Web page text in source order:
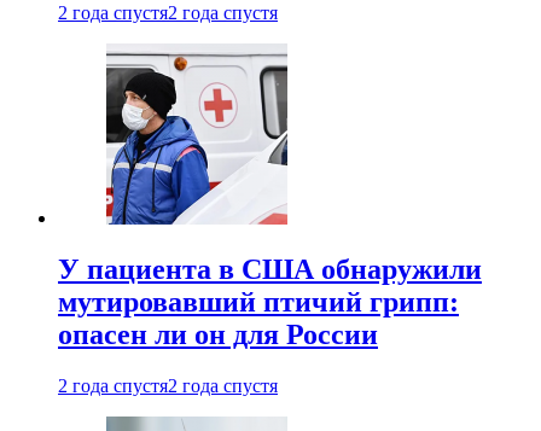
2 года спустя2 года спустя
У пациента в США обнаружили
мутировавший птичий грипп:
опасен ли он для России
2 года спустя2 года спустя